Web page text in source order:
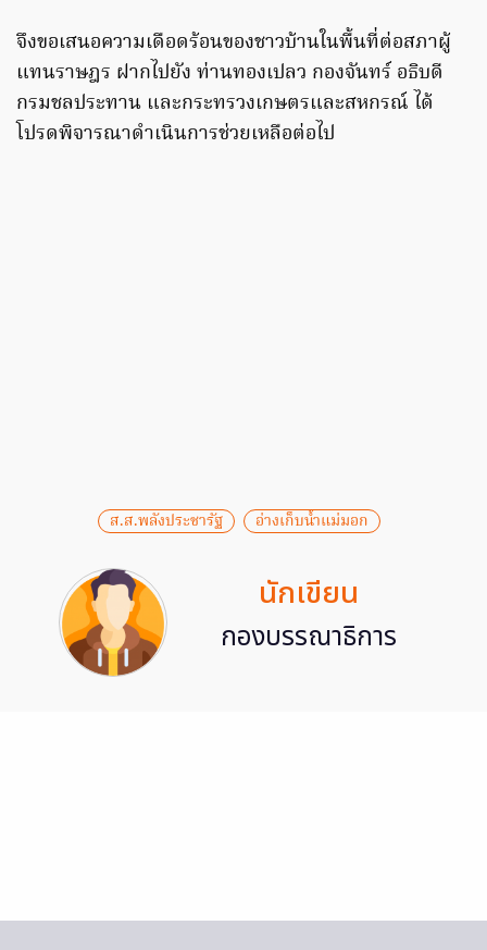
จึงขอเสนอความเดือดร้อนของชาวบ้านในพื้นที่ต่อสภาผู้
แทนราษฎร ฝากไปยัง ท่านทองเปลว กองจันทร์ อธิบดี
กรมชลประทาน และกระทรวงเกษตรและสหกรณ์ ได้
โปรดพิจารณาดำเนินการช่วยเหลือต่อไป
ส.ส.พลังประชารัฐ อ่างเก็บน้ำแม่มอก
นักเขียน
กองบรรณาธิการ